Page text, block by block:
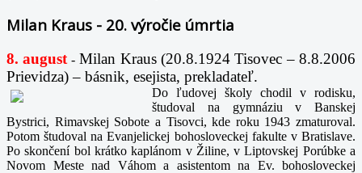
Milan Kraus - 20. výročie úmrtia
8. august -Milan Kraus (20.8.1924 Tisovec – 8.8.2006
Prievidza) – básnik, esejista, prekladateľ.
Do ľudovej školy chodil v rodisku,
študoval na gymnáziu v Banskej
Bystrici, Rimavskej Sobote a Tisovci, kde roku 1943 zmaturoval.
Potom študoval na Evanjelickej bohosloveckej fakulte v Bratislave.
Po skončení bol krátko kaplánom v Žiline, v Liptovskej Porúbke a
Novom Meste nad Váhom a asistentom na Ev. bohosloveckej